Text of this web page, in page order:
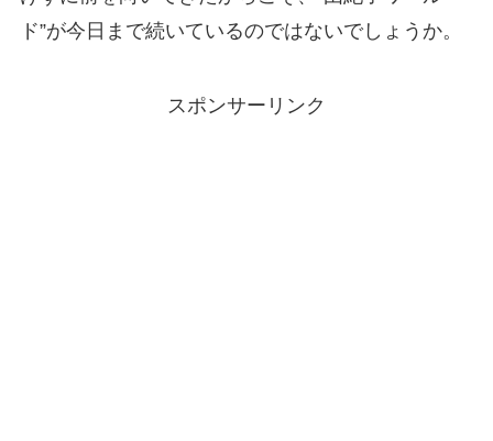
ド”が今日まで続いているのではないでしょうか。
スポンサーリンク